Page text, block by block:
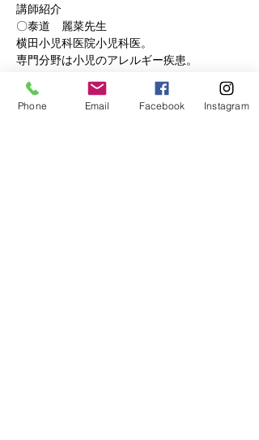
講師紹介
〇泰道　麗菜先生
さらに表示
Phone Email Facebook Instagram